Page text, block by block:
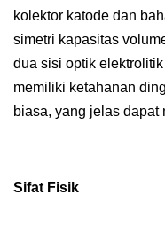
kolektor katode dan
simetri kapasitas
dua sisi optik
memiliki ketahanan
biasa, yang jelas dapat
Sifat Fisik